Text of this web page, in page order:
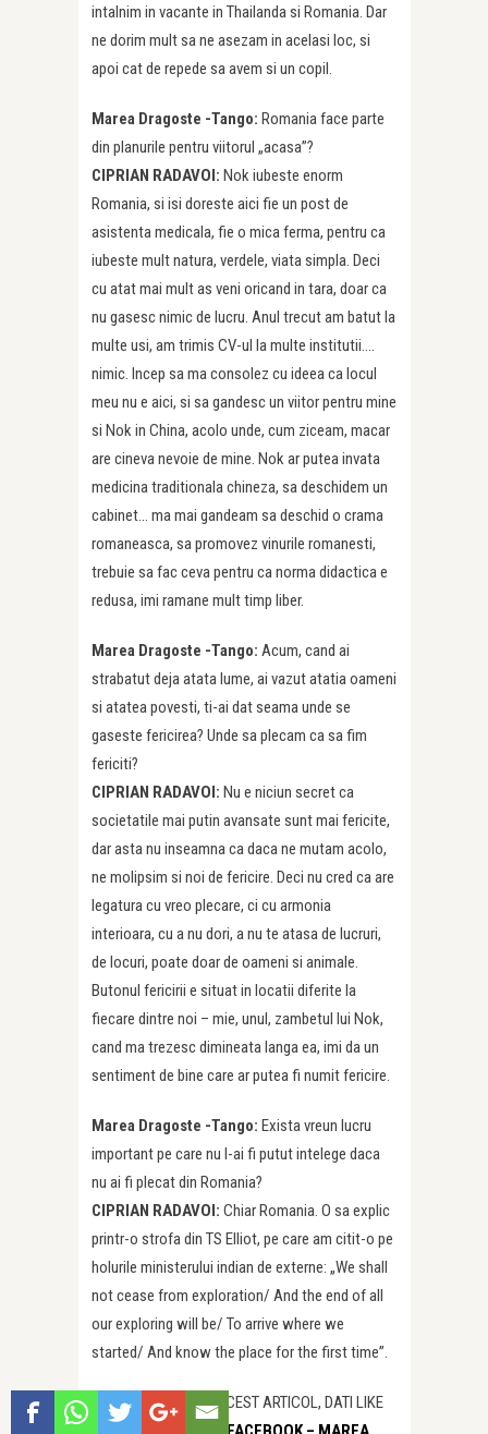
intalnim in vacante in Thailanda si Romania. Dar
ne dorim mult sa ne asezam in acelasi loc, si
apoi cat de repede sa avem si un copil.
Marea Dragoste -Tango: Romania face parte
din planurile pentru viitorul „acasa”?
CIPRIAN RADAVOI: Nok iubeste enorm
Romania, si isi doreste aici fie un post de
asistenta medicala, fie o mica ferma, pentru ca
iubeste mult natura, verdele, viata simpla. Deci
cu atat mai mult as veni oricand in tara, doar ca
nu gasesc nimic de lucru. Anul trecut am batut la
multe usi, am trimis CV-ul la multe institutii….
nimic. Incep sa ma consolez cu ideea ca locul
meu nu e aici, si sa gandesc un viitor pentru mine
si Nok in China, acolo unde, cum ziceam, macar
are cineva nevoie de mine. Nok ar putea invata
medicina traditionala chineza, sa deschidem un
cabinet… ma mai gandeam sa deschid o crama
romaneasca, sa promovez vinurile romanesti,
trebuie sa fac ceva pentru ca norma didactica e
redusa, imi ramane mult timp liber.
Marea Dragoste -Tango: Acum, cand ai
strabatut deja atata lume, ai vazut atatia oameni
si atatea povesti, ti-ai dat seama unde se
gaseste fericirea? Unde sa plecam ca sa fim
fericiti?
CIPRIAN RADAVOI: Nu e niciun secret ca
societatile mai putin avansate sunt mai fericite,
dar asta nu inseamna ca daca ne mutam acolo,
ne molipsim si noi de fericire. Deci nu cred ca are
legatura cu vreo plecare, ci cu armonia
interioara, cu a nu dori, a nu te atasa de lucruri,
de locuri, poate doar de oameni si animale.
Butonul fericirii e situat in locatii diferite la
fiecare dintre noi – mie, unul, zambetul lui Nok,
cand ma trezesc dimineata langa ea, imi da un
sentiment de bine care ar putea fi numit fericire.
Marea Dragoste -Tango: Exista vreun lucru
important pe care nu l-ai fi putut intelege daca
nu ai fi plecat din Romania?
CIPRIAN RADAVOI: Chiar Romania. O sa explic
printr-o strofa din TS Elliot, pe care am citit-o pe
holurile ministerului indian de externe: „We shall
not cease from exploration/ And the end of all
our exploring will be/ To arrive where we
started/ And know the place for the first time”.
DACA V-A PLACUT ACEST ARTICOL, DATI LIKE